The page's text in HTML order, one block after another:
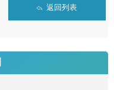
返回列表